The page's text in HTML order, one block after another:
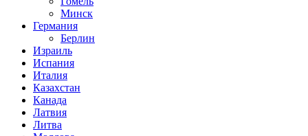
Минск
Германия
Берлин
Израиль
Испания
Италия
Казахстан
Канада
Латвия
Литва